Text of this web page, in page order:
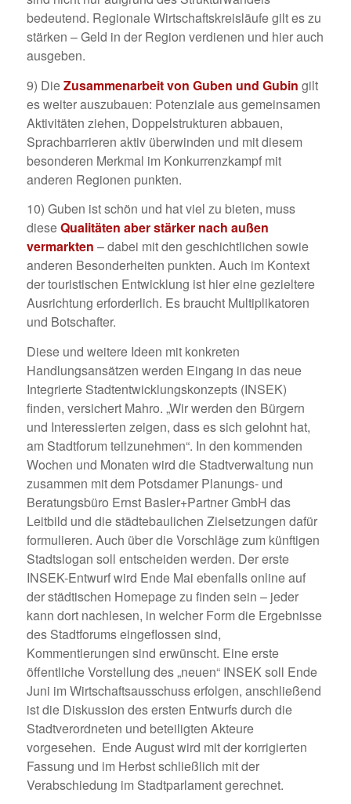
bedeutend. Regionale Wirtschaftskreisläufe gilt es zu
stärken – Geld in der Region verdienen und hier auch
ausgeben.
9) DieZusammenarbeit von Guben und Gubin gilt
es weiter auszubauen: Potenziale aus gemeinsamen
Aktivitäten ziehen, Doppelstrukturen abbauen,
Sprachbarrieren aktiv überwinden und mit diesem
besonderen Merkmal im Konkurrenzkampf mit
anderen Regionen punkten.
10) Guben ist schön und hat viel zu bieten, muss
dieseQualitäten aber stärker nach außen
vermarkten – dabei mit den geschichtlichen sowie
anderen Besonderheiten punkten. Auch im Kontext
der touristischen Entwicklung ist hier eine gezieltere
Ausrichtung erforderlich. Es braucht Multiplikatoren
und Botschafter.
Diese und weitere Ideen mit konkreten
Handlungsansätzen werden Eingang in das neue
Integrierte Stadtentwicklungskonzepts (INSEK)
finden, versichert Mahro. „Wir werden den Bürgern
und Interessierten zeigen, dass es sich gelohnt hat,
am Stadtforum teilzunehmen“. In den kommenden
Wochen und Monaten wird die Stadtverwaltung nun
zusammen mit dem Potsdamer Planungs- und
Beratungsbüro Ernst Basler+Partner GmbH das
Leitbild und die städtebaulichen Zielsetzungen dafür
formulieren. Auch über die Vorschläge zum künftigen
Stadtslogan soll entscheiden werden. Der erste
INSEK-Entwurf wird Ende Mai ebenfalls online auf
der städtischen Homepage zu finden sein – jeder
kann dort nachlesen, in welcher Form die Ergebnisse
des Stadtforums eingeflossen sind,
Kommentierungen sind erwünscht. Eine erste
öffentliche Vorstellung des „neuen“ INSEK soll Ende
Juni im Wirtschaftsausschuss erfolgen, anschließend
ist die Diskussion des ersten Entwurfs durch die
Stadtverordneten und beteiligten Akteure
vorgesehen. Ende August wird mit der korrigierten
Fassung und im Herbst schließlich mit der
Verabschiedung im Stadtparlament gerechnet.